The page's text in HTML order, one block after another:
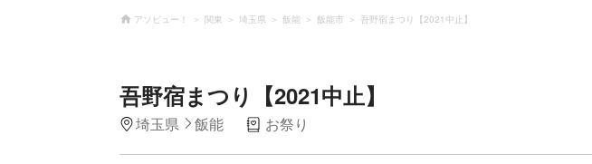
アソビュー！ 関東 埼玉県 飯能 飯能市 吾野宿まつり【2021中止】
吾野宿まつり【2021中止】
埼玉県 飯能 お祭り